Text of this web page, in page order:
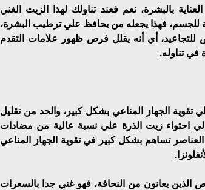
بالبشرة، نعم فعند تناولك لهذا الزيت الغني
للجسم، فهذا يجعله من يحافظ علي ترطيب البشرة،
أي أنه يقلل فرص ظهور علامات التقدم
في تناوله.
تقوية الجهاز المناعي بشكل كبير، والحد من تقليل
احتواء زيت الذرة علي نسبة عالية من مضادات
تساهم بشكل كبير في تقوية الجهاز المناعي
الذين يعانون من النحافة، فهو غني جدا بالسعرات